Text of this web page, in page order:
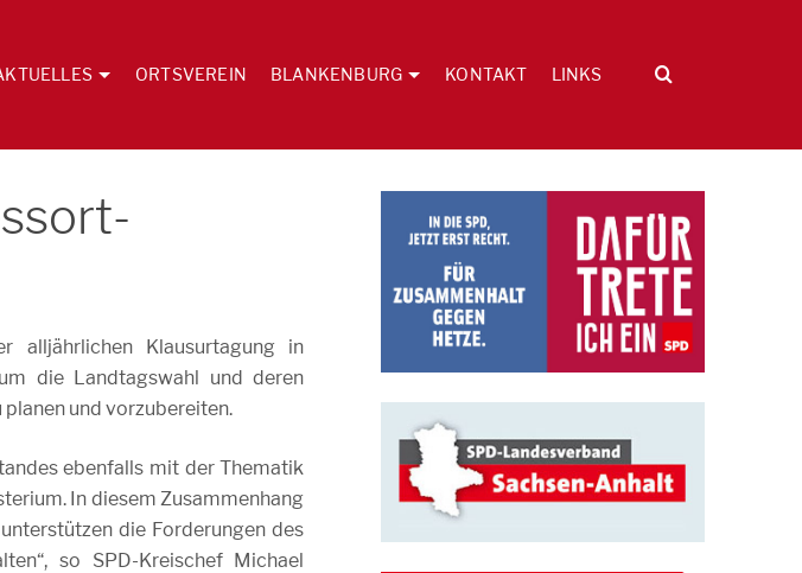
ORTSVEREIN BLANKENBURG KONTAKT LINKS
alljährlichen Klausurtagung in
die Landtagswahl und deren
und vorzubereiten.
ebenfalls mit der Thematik
In diesem Zusammenhang
die Forderungen des
so SPD-Kreischef Michael